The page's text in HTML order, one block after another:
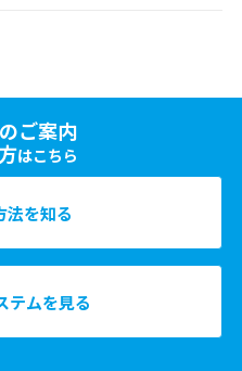
ご案内
はこちら
法を知る
テムを見る